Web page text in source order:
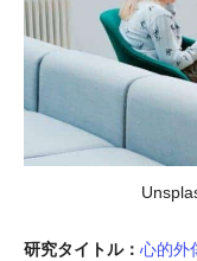
研究タイトル： 心的外